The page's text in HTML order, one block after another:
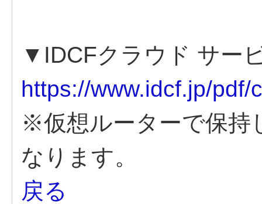
▼IDCFクラウド サー
https://www.idcf.jp/
※仮想ルーターで保持
なります。
戻る